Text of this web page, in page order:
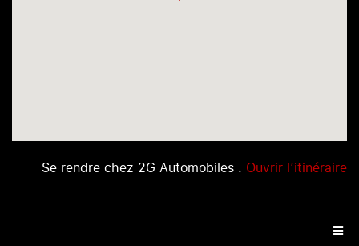
Se rendre chez 2G Automobiles : Ouvrir l’itinéraire